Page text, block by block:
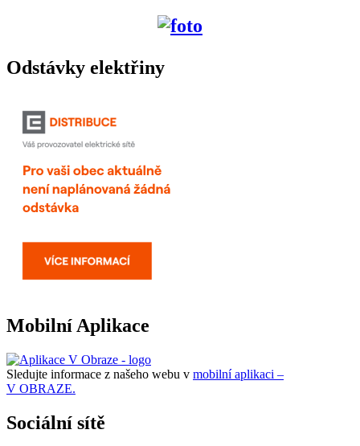
Odstávky elektřiny
Mobilní Aplikace
Sledujte informace z našeho webu v mobilní aplikaci –
V OBRAZE.
Sociální sítě